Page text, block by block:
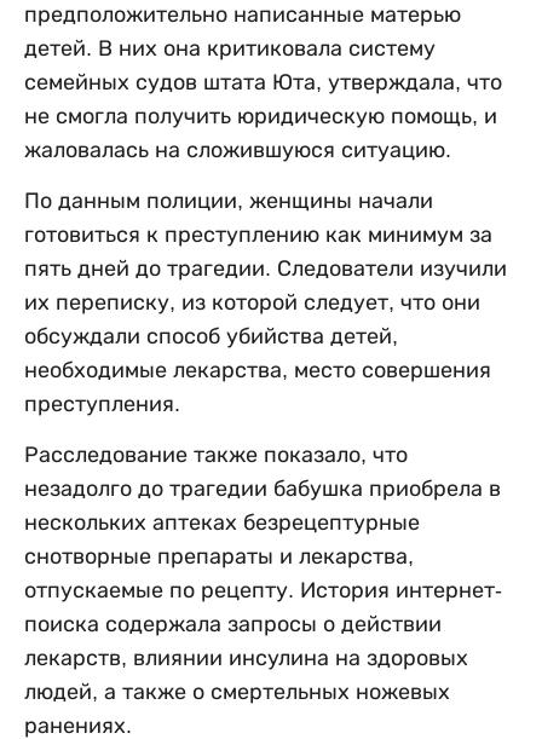
предположительно написанные матерью
детей. В них она критиковала систему
семейных судов штата Юта, утверждала, что
не смогла получить юридическую помощь, и
жаловалась на сложившуюся ситуацию.
По данным полиции, женщины начали
готовиться к преступлению как минимум за
пять дней до трагедии. Следователи изучили
их переписку, из которой следует, что они
обсуждали способ убийства детей,
необходимые лекарства, место совершения
преступления.
Расследование также показало, что
незадолго до трагедии бабушка приобрела в
нескольких аптеках безрецептурные
снотворные препараты и лекарства,
отпускаемые по рецепту. История интернет-
поиска содержала запросы о действии
лекарств, влиянии инсулина на здоровых
людей, а также о смертельных ножевых
ранениях.